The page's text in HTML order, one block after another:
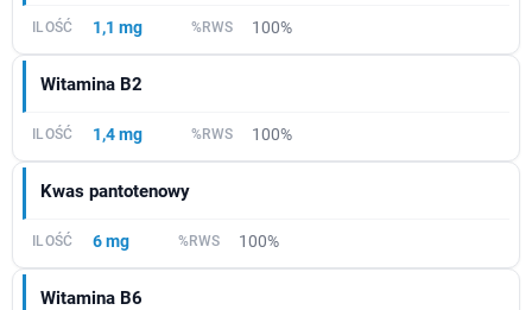
1,1 mg 100%
Witamina B2
1,4 mg 100%
Kwas pantotenowy
6 mg 100%
Witamina B6